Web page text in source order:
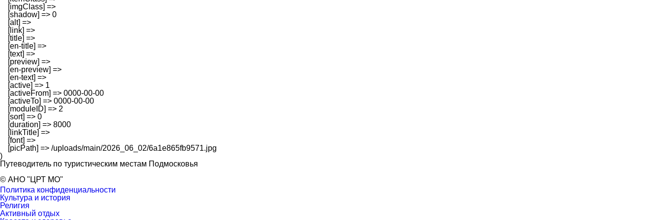
    [imgClass] =>
    [shadow] => 0
    [alt] =>
    [link] =>
    [title] =>
    [en-title] =>
    [text] =>
    [preview] =>
    [en-preview] =>
    [en-text] =>
    [active] => 1
    [activeFrom] => 0000-00-00
    [activeTo] => 0000-00-00
    [moduleID] => 2
    [sort] => 0
    [duration] => 8000
    [linkTitle] =>
    [font] =>
    [picPath] => /uploads/main/2026_06_02/6a1e865fb9571.jpg
Путеводитель по туристическим местам Подмосковья
© АНО "ЦРТ МО"
Политика конфиденциальности
Культура и история
Религия
Активный отдых